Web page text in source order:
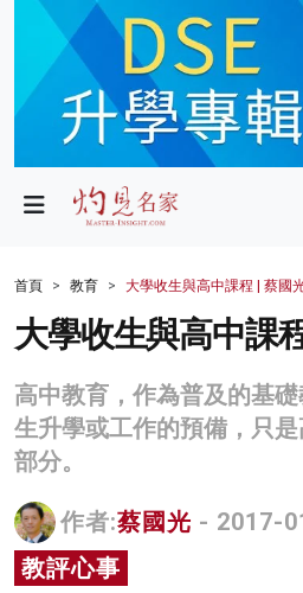
政局
財經
生活
商業
科技
影片
名家榜
首頁 教育 大學收生與高中課程 | 蔡國
大學收生與高中課
高中教育，作為普及的基
生升學或工作的預備，只
部分。
作者:蔡國光 - 2017-
教評心事